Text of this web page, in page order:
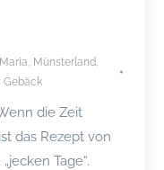
Maria Münsterland
Gebäck
die Zeit
das Rezept von
Tage“.